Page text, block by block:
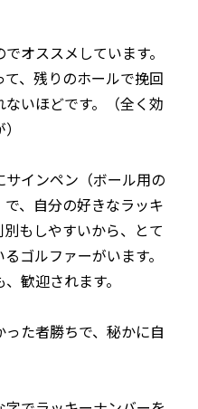
オススメしています。
、残りのホールで挽回
いほどです。（全く効
インペン（ボール用の
、自分の好きなラッキ
もしやすいから、とて
ゴルファーがいます。
歓迎されます。
た者勝ちで、秘かに自